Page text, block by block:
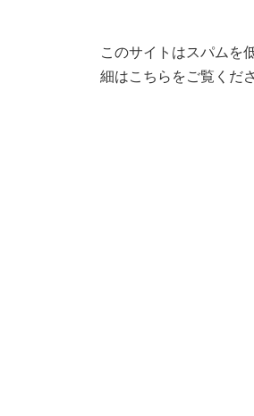
このサイトはスパムを
細はこちらをご覧くだ